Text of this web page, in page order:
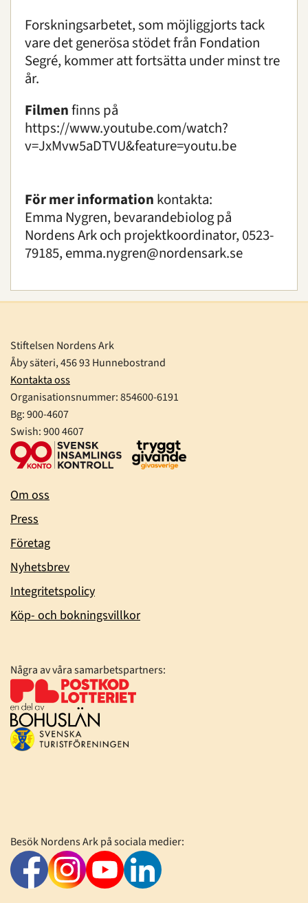
Forskningsarbetet, som möjliggjorts tack
vare det generösa stödet från Fondation
Segré, kommer att fortsätta under minst tre
år.
Filmenfinns på
https://www.youtube.com/watch?
v=JxMvw5aDTVU&feature=youtu.be
För mer information kontakta:
Emma Nygren, bevarandebiolog på
Nordens Ark och projektkoordinator, 0523-
79185, emma.nygren@nordensark.se
Stiftelsen Nordens Ark
Åby säteri, 456 93 Hunnebostrand
Kontakta oss
Organisationsnummer:854600-6191
Bg: 900-4607
Swish: 900 4607
Om oss
Press
Företag
Nyhetsbrev
Integritetspolicy
Köp- och bokningsvillkor
Några av våra samarbetspartners:
Besök Nordens Ark på sociala medier: